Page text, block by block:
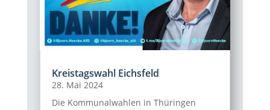
Kreistagswahl Eichsfeld
28. Mai 2024
Die Kommunalwahlen in Thüringen